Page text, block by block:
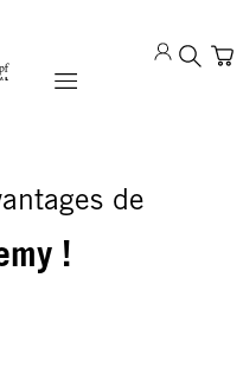
Mobile navigation
de
!